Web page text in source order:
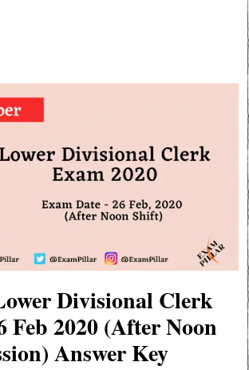
Divisional Clerk
Feb 2020 (After Noon
Answer Key